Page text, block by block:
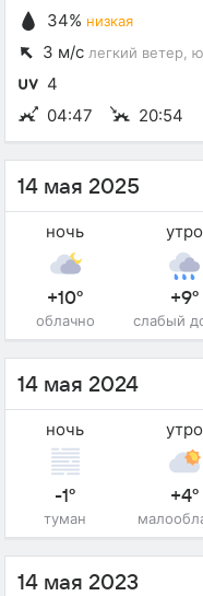
34% низкая
3 м/с легкий ветер ,
4
04:47
20:54
14 мая 2025
ночь
+10°
облачно
утро
+9°
слабый
14 мая 2024
ночь
-1°
туман
утро
+4°
14 мая 2023